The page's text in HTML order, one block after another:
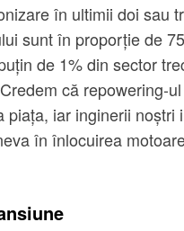
în ultimii doi sau
sunt în proporție de
de 1% din sector
că repowering-
iar inginerii noștri
în înlocuirea